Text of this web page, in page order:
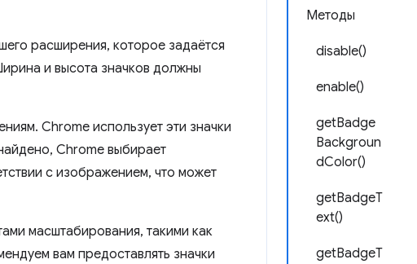
Методы
disable()
enable()
getBadge
Backgroun
dColor()
getBadgeT
ext()
getBadgeT
расширения, которое задаётся
и высота значков должны
Chrome использует эти значки
Chrome выбирает
с изображением, что может
масштабирования, такими как
вам предоставлять значки